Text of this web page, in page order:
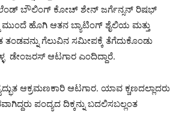
ಬೌಲಿಂಗ್ ಕೋಚ್ ಶೇನ್ ಜರ್ಗೆನ್ಸನ್ ರಿಷಭ್
ಮುಂದೆ ಹೊಗಿ ಆತನ ಬ್ಯಾಟಿಂಗ್ ಶೈಲಿಯ ಮತ್ತು
ತಂಡವನ್ನು ಗೆಲುವಿನ ಸಮೀಪಕ್ಕೆ ತೆಗೆದುಕೊಂಡು
ಡೇಂಜರಸ್ ಆಟಗಾರ ಎಂದಿದ್ದಾರೆ.
ಆಕ್ರಮಣಕಾರಿ ಆಟಗಾರ. ಯಾವ ಕ್ಚಣದಲ್ಲಾದರು
ಪಂದ್ಯದ ದಿಕ್ಕನ್ನು ಬದಲಿಸಬಲ್ಲಂತ